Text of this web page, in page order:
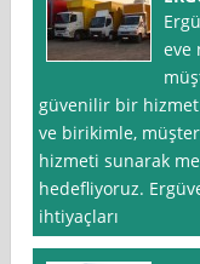
eve
güvenilir bir hizmet
ve birikimle,
hizmeti sunarak
hedefliyoruz.
ihtiyaçları